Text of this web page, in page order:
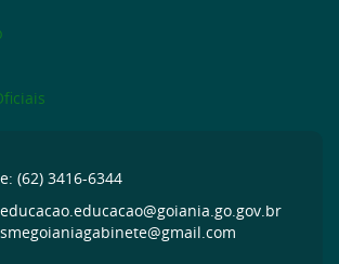
(62) 3416-6344